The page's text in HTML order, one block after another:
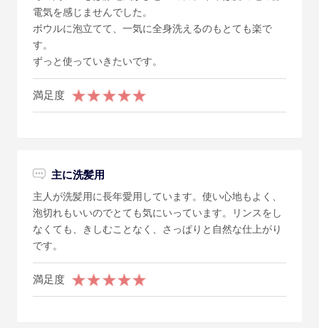
電気を感じませんでした。
ボウルに泡立てて、一気に全身洗えるのもとても楽で
す。
ずっと使っていきたいです。
満足度
主に洗髪用
主人が洗髪用に長年愛用しています。使い心地もよく、
泡切れもいいのでとても気にいっています。リンスをし
なくても、きしむことなく、さっぱりと自然な仕上がり
です。
満足度